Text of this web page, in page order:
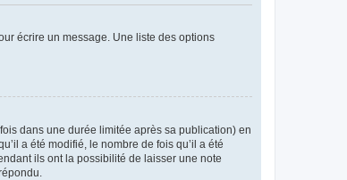
écrire un message. Une liste des options
dans une durée limitée après sa publication) en
a été modifié, le nombre de fois qu’il a été
ils ont la possibilité de laisser une note